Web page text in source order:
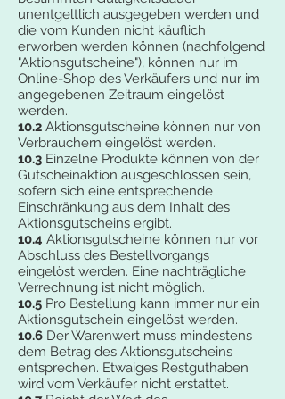
unentgeltlich ausgegeben werden und
die vom Kunden nicht käuflich
erworben werden können (nachfolgend
"Aktionsgutscheine"), können nur im
Online-Shop des Verkäufers und nur im
angegebenen Zeitraum eingelöst
werden.
10.2 Aktionsgutscheine können nur von
Verbrauchern eingelöst werden.
10.3 Einzelne Produkte können von der
Gutscheinaktion ausgeschlossen sein,
sofern sich eine entsprechende
Einschränkung aus dem Inhalt des
Aktionsgutscheins ergibt.
10.4 Aktionsgutscheine können nur vor
Abschluss des Bestellvorgangs
eingelöst werden. Eine nachträgliche
Verrechnung ist nicht möglich.
10.5 Pro Bestellung kann immer nur ein
Aktionsgutschein eingelöst werden.
10.6 Der Warenwert muss mindestens
dem Betrag des Aktionsgutscheins
entsprechen. Etwaiges Restguthaben
wird vom Verkäufer nicht erstattet.